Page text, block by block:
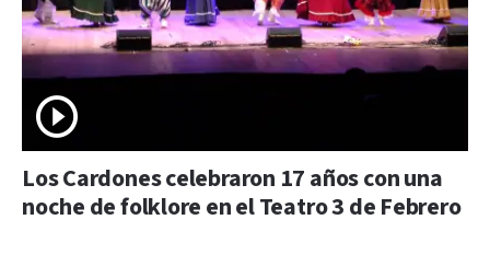
Los Cardones celebraron 17 años con una
noche de folklore en el Teatro 3 de Febrero